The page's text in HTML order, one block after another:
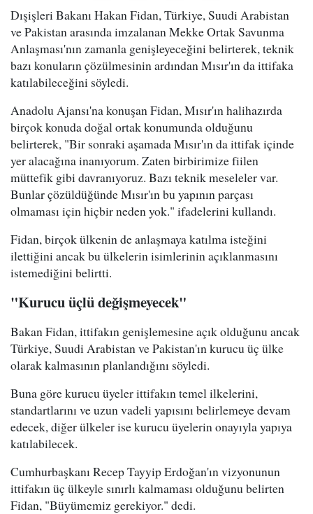
Dışişleri Bakanı Hakan Fidan, Türkiye, Suudi Arabistan
ve Pakistan arasında imzalanan Mekke Ortak Savunma
Anlaşması'nın zamanla genişleyeceğini belirterek, teknik
bazı konuların çözülmesinin ardından Mısır'ın da ittifaka
katılabileceğini söyledi.
Anadolu Ajansı'na konuşan Fidan, Mısır'ın halihazırda
birçok konuda doğal ortak konumunda olduğunu
belirterek, "Bir sonraki aşamada Mısır'ın da ittifak içinde
yer alacağına inanıyorum. Zaten birbirimize fiilen
müttefik gibi davranıyoruz. Bazı teknik meseleler var.
Bunlar çözüldüğünde Mısır'ın bu yapının parçası
olmaması için hiçbir neden yok." ifadelerini kullandı.
Fidan, birçok ülkenin de anlaşmaya katılma isteğini
ilettiğini ancak bu ülkelerin isimlerinin açıklanmasını
istemediğini belirtti.
"Kurucu üçlü değişmeyecek"
Bakan Fidan, ittifakın genişlemesine açık olduğunu ancak
Türkiye, Suudi Arabistan ve Pakistan'ın kurucu üç ülke
olarak kalmasının planlandığını söyledi.
Buna göre kurucu üyeler ittifakın temel ilkelerini,
standartlarını ve uzun vadeli yapısını belirlemeye devam
edecek, diğer ülkeler ise kurucu üyelerin onayıyla yapıya
katılabilecek.
Cumhurbaşkanı Recep Tayyip Erdoğan'ın vizyonunun
ittifakın üç ülkeyle sınırlı kalmaması olduğunu belirten
Fidan, "Büyümemiz gerekiyor." dedi.